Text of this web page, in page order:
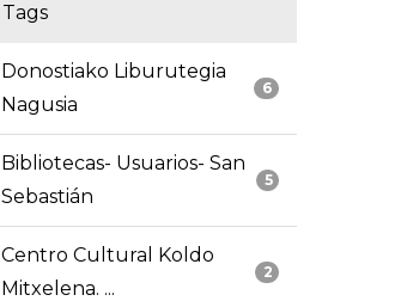
Tags
6
Donostiako Liburutegia
Nagusia
5
Bibliotecas- Usuarios- San
Sebastián
2
Centro Cultural Koldo
Mitxelena. ...